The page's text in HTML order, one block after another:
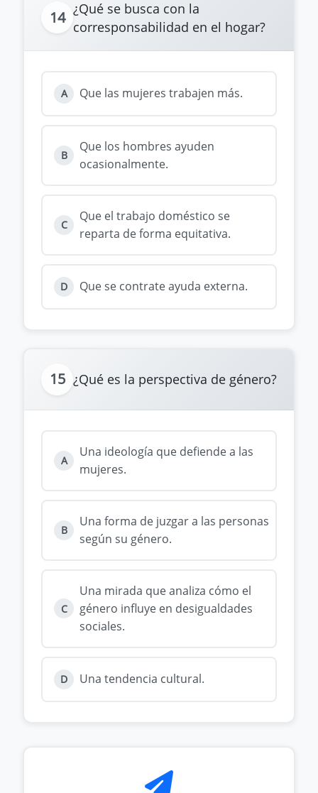
14 ¿Qué se busca con la
corresponsabilidad en el hogar?
A Que las mujeres trabajen más.
B
Que los hombres ayuden
ocasionalmente.
C
Que el trabajo doméstico se
reparta de forma equitativa.
D Que se contrate ayuda externa.
15 ¿Qué es la perspectiva de género?
A
Una ideología que defiende a las
mujeres.
B
Una forma de juzgar a las personas
según su género.
C
Una mirada que analiza cómo el
género influye en desigualdades
sociales.
D Una tendencia cultural.